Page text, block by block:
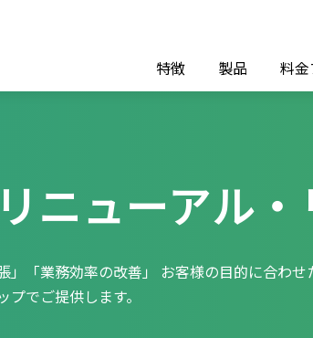
特徴 製品 料
ニューアル
「業務効率の改善」 お客様の目的に合わせ
でご提供します。